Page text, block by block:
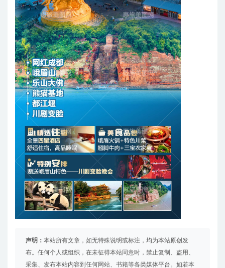
声明： 本站所有文章，如无特殊说明或标注，均为本站原创发
布。任何个人或组织，在未征得本站同意时，禁止复制、盗用、
采集、发布本站内容到任何网站、书籍等各类媒体平台。如若本